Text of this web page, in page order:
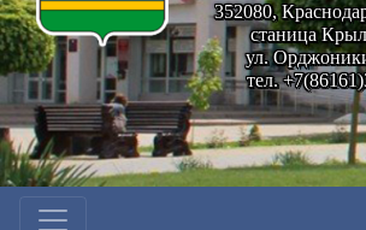
352080,
станица
ул.
тел.